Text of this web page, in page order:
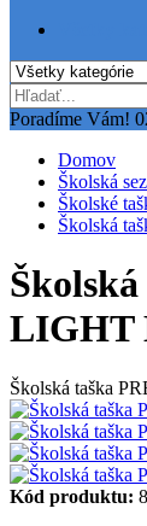
Poradíme Vám!
Domov
Školská
Školské
Školská
LIGHT
Školská taška
Kód produktu: